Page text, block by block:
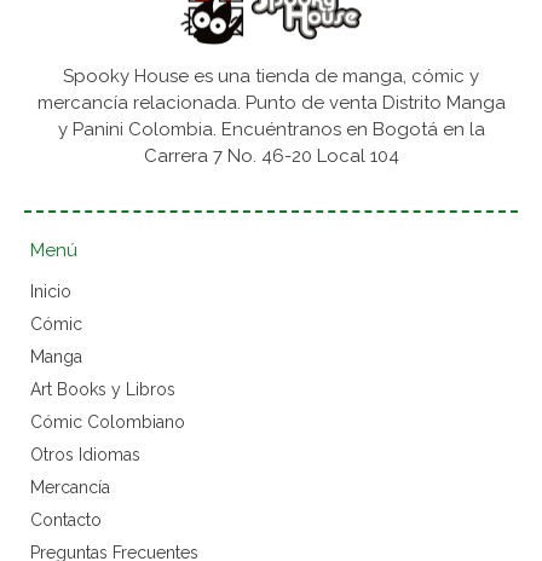
Spooky House es una tienda de manga, cómic y
mercancía relacionada. Punto de venta Distrito Manga
y Panini Colombia. Encuéntranos en Bogotá en la
Carrera 7 No. 46-20 Local 104
Menú
Inicio
Cómic
Manga
Art Books y Libros
Cómic Colombiano
Otros Idiomas
Mercancía
Contacto
Preguntas Frecuentes